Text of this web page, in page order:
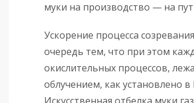
муки на производство — на
Ускорение процесса
очередь тем, что при этом
окислительных процессов,
облучением, как установлено